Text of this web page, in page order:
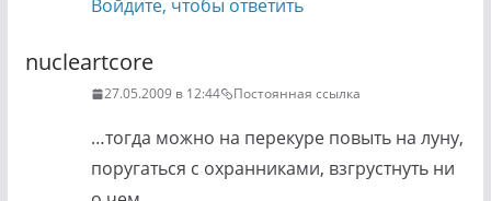
Войдите, чтобы ответить
nucleartcore
27.05.2009 в 12:44 Постоянная ссылка
…тогда можно на перекуре повыть на луну,
поругаться с охранниками, взгрустнуть ни